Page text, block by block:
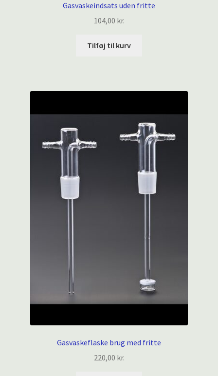
Gasvaskeindsats uden fritte
104,00 kr.
Tilføj til kurv
Gasvaskeflaske brug med fritte
220,00 kr.